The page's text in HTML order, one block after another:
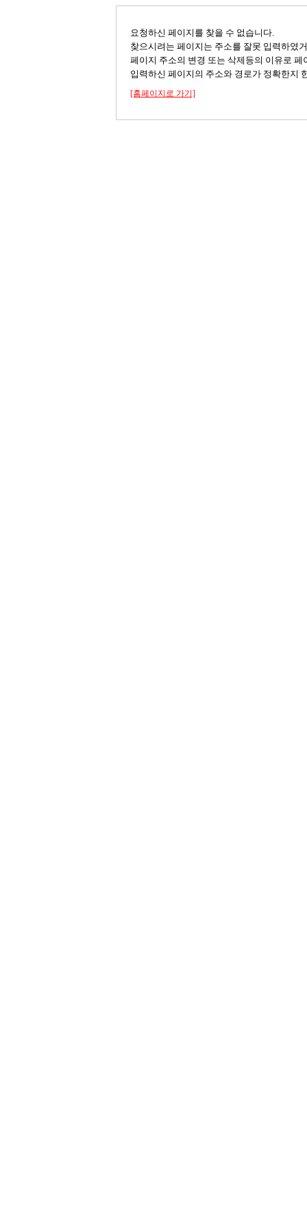
요청하신 페이지를 찾을 수 없습니다.
찾으시려는 페이지는 주소를 잘못 입력하였
페이지 주소의 변경 또는 삭제등의 이유로 페
입력하신 페이지의 주소와 경로가 정확한지
[홈페이지로 가기]